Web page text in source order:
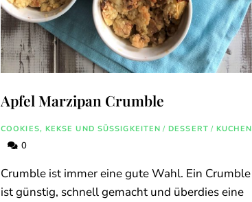
Apfel Marzipan Crumble
COOKIES, KEKSE UND SÜSSIGKEITEN / DESSERT / KUCHEN
0
Crumble ist immer eine gute Wahl. Ein Crumble
ist günstig, schnell gemacht und überdies eine